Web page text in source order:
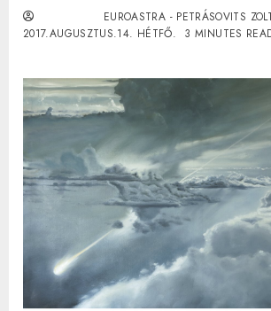
EUROASTRA - PETRÁSOVITS
2017.AUGUSZTUS.14. HÉTFŐ.
3 MINUTES